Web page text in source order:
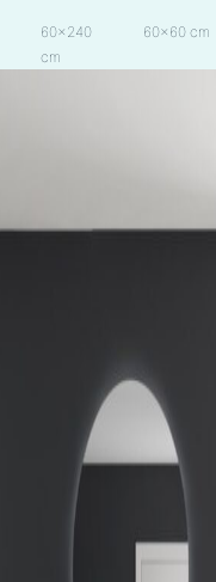
60×240
cm
60×60 cm